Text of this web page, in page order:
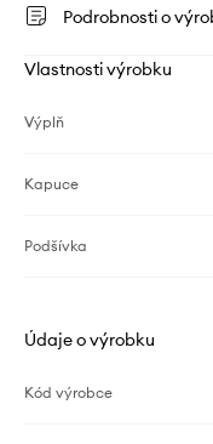
Podrobnosti o
Vlastnosti výrobku
Výplň
Kapuce
Podšívka
Údaje o výrobku
Kód výrobce